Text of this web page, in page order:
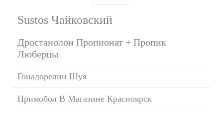
Sustos Чайковский
Дростанолон Пропионат + Пропик
Люберцы
Гонадорелин Шуя
Примобол В Магазине Красноярск